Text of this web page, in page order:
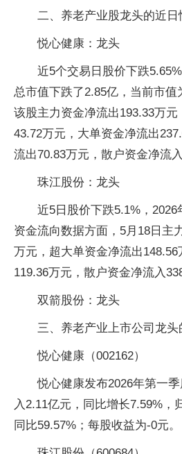
二、养老产业股龙头的近日
悦心健康：龙头
近5个交易日股价下跌
总市值下跌了2.85亿，当前市值
该股主力资金净流出193.33万元
43.72万元，大单资金净流出
流出70.83万元，散户资金净流入
珠江股份：龙头
近5日股价下跌5.1%，2026
资金流向数据方面，5月18日主
万元，超大单资金净流出
119.36万元，散户资金净流入
双箭股份：龙头
三、养老产业上市公司龙头
悦心健康（002162）
悦心健康发布2026年第一
入2.11亿元，同比增长7.59%，
同比59.57%；每股收益为-0元。